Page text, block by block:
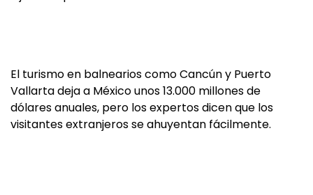
El turismo en balnearios como Cancún y Puerto
Vallarta deja a México unos 13.000 millones de
dólares anuales, pero los expertos dicen que los
visitantes extranjeros se ahuyentan fácilmente.